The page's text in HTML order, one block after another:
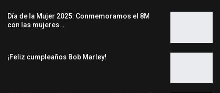
Día de la Mujer 2025: Conmemoramos el 8M
con las mujeres…
¡Feliz cumpleaños Bob Marley!